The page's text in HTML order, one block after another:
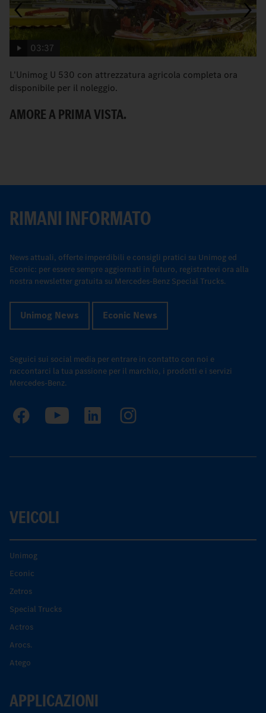
03:37
L'Unimog U 530 con attrezzatura agricola completa ora
disponibile per il noleggio.
AMORE A PRIMA VISTA.
RIMANI INFORMATO
News attuali, offerte imperdibili e consigli pratici su Unimog ed
Econic: per essere sempre aggiornati in futuro, registratevi ora alla
nostra newsletter gratuita su Mercedes-Benz Special Trucks.
Unimog News Econic News
Seguici sui social media per entrare in contatto con noi e
raccontarci la tua passione per il marchio, i prodotti e i servizi
Mercedes-Benz.
VEICOLI
Unimog
Econic
Zetros
Special Trucks
Actros
Arocs.
Atego
APPLICAZIONI